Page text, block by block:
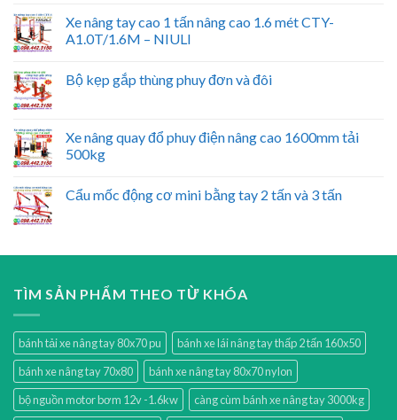
Xe nâng tay cao 1 tấn nâng cao 1.6 mét CTY-
A1.0T/1.6M – NIULI
Bộ kẹp gắp thùng phuy đơn và đôi
Xe nâng quay đổ phuy điện nâng cao 1600mm tải
500kg
Cẩu mốc động cơ mini bằng tay 2 tấn và 3 tấn
TÌM SẢN PHẨM THEO TỪ KHÓA
bánh tải xe nâng tay 80x70 pu
bánh xe lái nâng tay thấp 2 tấn 160x50
bánh xe nâng tay 70x80
bánh xe nâng tay 80x70 nylon
bộ nguồn motor bơm 12v -1.6kw
càng cùm bánh xe nâng tay 3000kg